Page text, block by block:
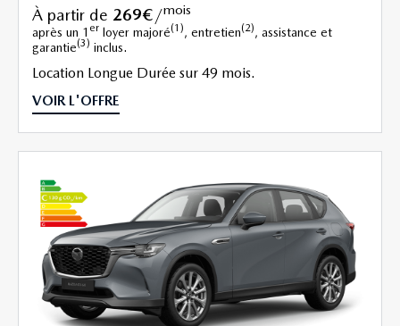
à partir de 269€/mois
après un 1 er loyer majoré(1), entretien(2), assistance et
garantie(3) inclus.
Location Longue Durée sur 49 mois.
VOIR L'OFFRE